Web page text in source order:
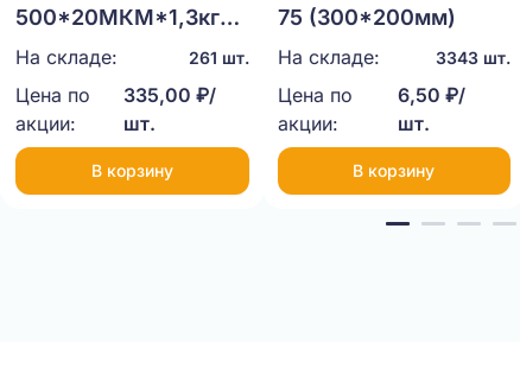
500*20МКМ*1,3кг
НЕТТО
На складе: 261 шт.
Цена по
акции:
335,00 ₽/
шт.
В корзину
75 (300*200мм)
На складе: 3343 шт.
Цена по
акции:
6,50 ₽/
шт.
В корзину